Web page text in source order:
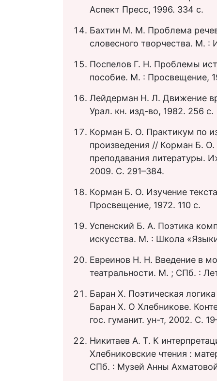
Аспект Пресс, 1996. 334 с.
Бахтин М. М. Проблема
словесного творчества. М. :
Поспелов Г. Н. Проблемы
пособие. М. : Просвещение,
Лейдерман Н. Л. Движение
Урал. кн. изд-во, 1982. 256 с.
Корман Б. О. Практикум по
произведения // Корман Б.
преподавания литературы.
2009. С. 291–384.
Корман Б. О. Изучение
Просвещение, 1972. 110 с.
Успенский Б. А. Поэтика
искусства. М. : Школа
Евреинов Н. Н. Введение в
театральности. М. ; СПб. :
Баран Х. Поэтическая
Баран Х. О Хлебникове.
гос. гуманит. ун-т, 2002. С.
Никитаев А. Т. К
Хлебниковские чтения :
СПб. : Музей Анны